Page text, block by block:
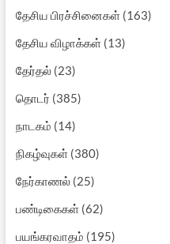
தேசிய பிரச்சினைகள்(163)
தேசிய விழாக்கள்(13)
தேர்தல்(23)
தொடர் (385)
நாடகம் (14)
நிகழ்வுகள்(380)
நேர்காணல்(25)
பண்டிகைகள்(62)
பயங்கரவாதம் (195)